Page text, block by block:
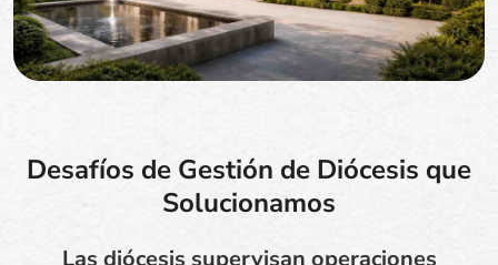
Desafíos de Gestión de Diócesis que
Solucionamos